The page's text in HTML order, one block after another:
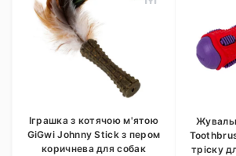
Іграшка з котячою м'ятою
GiGwi Johnny Stick з пером
коричнева для собак
тріску